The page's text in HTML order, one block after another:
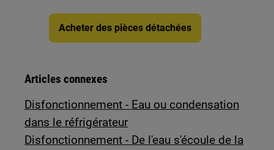
Acheter des pièces détachées
Articles connexes
Disfonctionnement - Eau ou condensation
dans le réfrigérateur
Disfonctionnement - De l'eau s'écoule de la